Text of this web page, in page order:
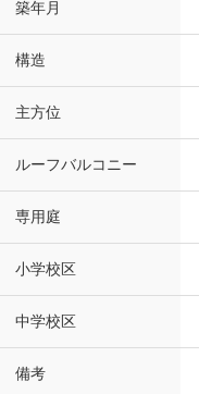
築年月
構造
主方位
ルーフバルコニー
専用庭
小学校区
中学校区
備考